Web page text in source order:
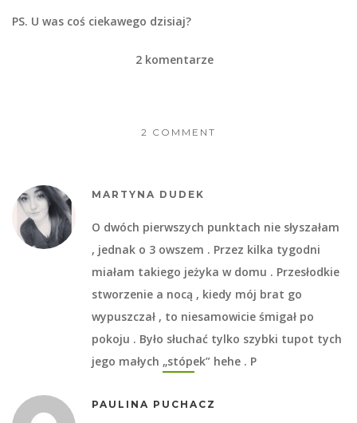
PS. U was coś ciekawego dzisiaj?
2 komentarze
2 COMMENT
MARTYNA DUDEK
O dwóch pierwszych punktach nie słyszałam
, jednak o 3 owszem . Przez kilka tygodni
miałam takiego jeżyka w domu . Przesłodkie
stworzenie a nocą , kiedy mój brat go
wypuszczał , to niesamowicie śmigał po
pokoju . Było słuchać tylko szybki tupot tych
jego małych „stópek” hehe . P
PAULINA PUCHACZ